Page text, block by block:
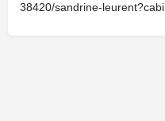
38420/sandrine-